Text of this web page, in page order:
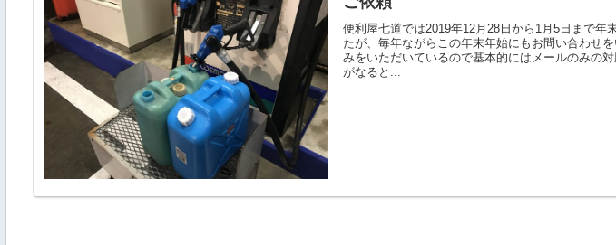
便利屋七道では2019年12月28日から1月5日まで年
たが、毎年ながらこの年末年始にもお問い合わせ
みをいただいているので基本的にはメールのみの
がなると...